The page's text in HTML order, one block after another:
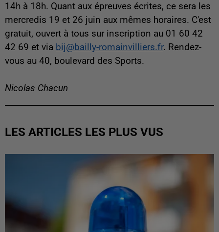
14h à 18h. Quant aux épreuves écrites, ce sera les
mercredis 19 et 26 juin aux mêmes horaires. C'est
gratuit, ouvert à tous sur inscription au 01 60 42
42 69 et via bij@bailly-romainvilliers.fr. Rendez-
vous au 40, boulevard des Sports.
Nicolas Chacun
LES ARTICLES LES PLUS VUS